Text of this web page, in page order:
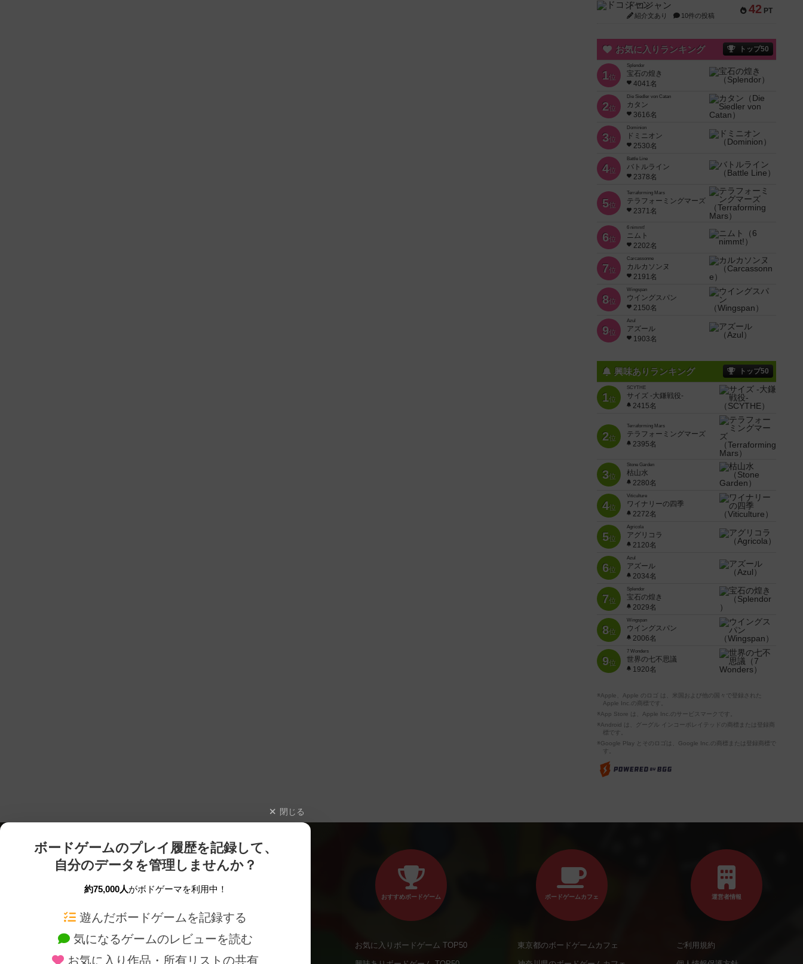
42 PT
ドコジャン
紹介文あり 10件の投稿
お気に入りランキング トップ50
1位
Splendor
宝石の煌き
4041名
2位
Die Siedler von Catan
カタン
3616名
3位
Dominion
ドミニオン
2530名
4位
Battle Line
バトルライン
2378名
5位
Terraforming Mars
テラフォーミングマーズ
2371名
6位
6 nimmt!
ニムト
2202名
7位
Carcassonne
カルカソンヌ
2191名
8位
Wingspan
ウイングスパン
2150名
9位
Azul
アズール
1903名
興味ありランキング トップ50
1位
SCYTHE
サイズ -大鎌戦役-
2415名
2位
Terraforming Mars
テラフォーミングマーズ
2395名
3位
Stone Garden
枯山水
2280名
4位
Viticulture
ワイナリーの四季
2272名
5位
Agricola
アグリコラ
2120名
6位
Azul
アズール
2034名
7位
Splendor
宝石の煌き
2029名
8位
Wingspan
ウイングスパン
2006名
9位
7 Wonders
世界の七不思議
1920名
※Apple、Apple のロゴ は、米国および他の国々で登録された
Apple Inc.の商標です。
※App Store は、Apple Inc.のサービスマークです。
※Android は、グーグル インコーポレイテッドの商標または登録商
標です。
※Google Play とそのロゴは、Google Inc.の商標または登録商標で
す。
閉じる
ボードゲームのプレイ履歴を記録して、
自分のデータを管理しませんか？
約75,000人がボドゲーマを利用中！
遊んだボードゲームを記録する
気になるゲームのレビューを読む
お気に入り作品・所有リストの共有
ボードゲームを検索する 新作・再入荷情報
おすすめボードゲーム
お気に入りボードゲーム TOP50
ボードゲームカフェ
東京都のボードゲームカフェ
運営者情報
ご利用規約